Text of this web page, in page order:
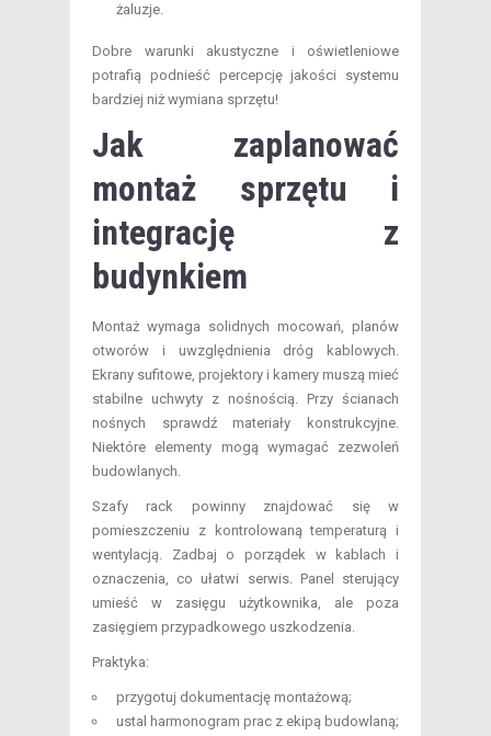
żaluzje.
Dobre warunki akustyczne i oświetleniowe
potrafią podnieść percepcję jakości systemu
bardziej niż wymiana sprzętu!
Jak zaplanować
montaż sprzętu i
integrację z
budynkiem
Montaż wymaga solidnych mocowań, planów
otworów i uwzględnienia dróg kablowych.
Ekrany sufitowe, projektory i kamery muszą mieć
stabilne uchwyty z nośnością. Przy ścianach
nośnych sprawdź materiały konstrukcyjne.
Niektóre elementy mogą wymagać zezwoleń
budowlanych.
Szafy rack powinny znajdować się w
pomieszczeniu z kontrolowaną temperaturą i
wentylacją. Zadbaj o porządek w kablach i
oznaczenia, co ułatwi serwis. Panel sterujący
umieść w zasięgu użytkownika, ale poza
zasięgiem przypadkowego uszkodzenia.
Praktyka:
przygotuj dokumentację montażową;
ustal harmonogram prac z ekipą budowlaną;